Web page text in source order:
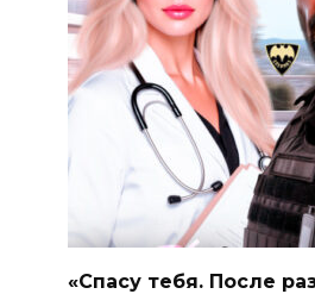
«Спасу тебя. После